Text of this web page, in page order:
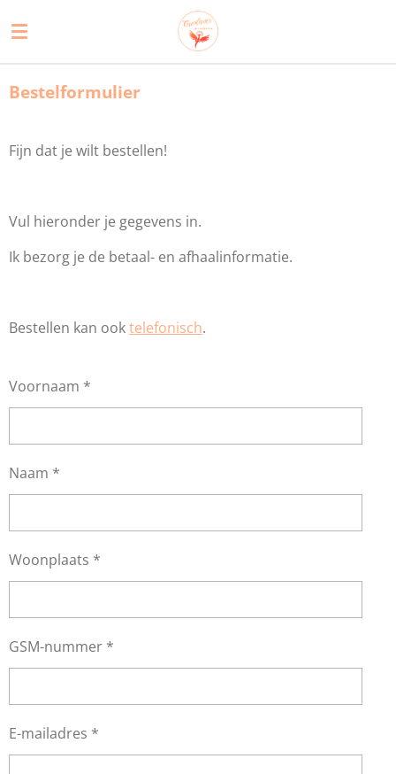
direct
hoofdinhoud
Bestelformulier
Fijn dat je wilt bestellen!
Vul hieronder je gegevens in.
Ik bezorg je de betaal- en afhaalinformatie.
Bestellen kan ooktelefonisch.
Voornaam *
Naam *
Woonplaats *
GSM-nummer *
E-mailadres *